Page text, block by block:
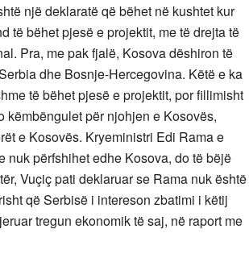
një deklaratë që bëhet në kushtet kur
të bëhet pjesë e projektit, me të drejta të
Pra, me pak fjalë, Kosova dëshiron të
dhe Bosnje-Hercegovina. Këtë e ka
të bëhet pjesë e projektit, por fillimisht
për njohjen e Kosovës,
e Kosovës. Kryeministri Edi Rama e
nuk përfshihet edhe Kosova, do të bëjë
Vuçiç pati deklaruar se Rama nuk është
që Serbisë i intereson zbatimi i këtij
tregun ekonomik të saj, në raport me